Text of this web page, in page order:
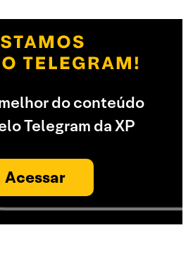
do conteúdo
Telegram da XP
Acessar